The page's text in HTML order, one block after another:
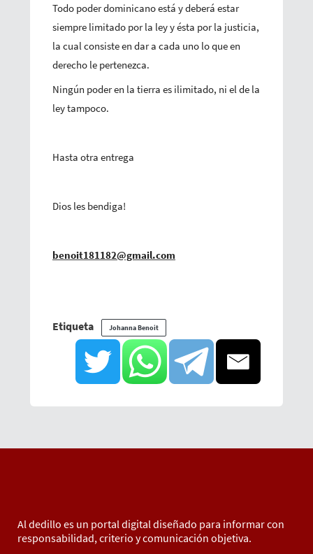
Todo poder dominicano está y deberá estar
siempre limitado por la ley y ésta por la justicia,
la cual consiste en dar a cada uno lo que en
derecho le pertenezca.
Ningún poder en la tierra es ilimitado, ni el de la
ley tampoco.
Hasta otra entrega
Dios les bendiga!
benoit181182@gmail.com
Etiqueta Johanna Benoit
Al dedillo es un portal digital diseñado para informar con
responsabilidad, criterio y comunicación objetiva.